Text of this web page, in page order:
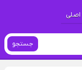
جستجو